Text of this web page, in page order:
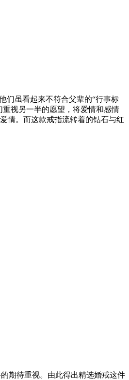
们虽看起来不符合父辈的“行事标
视另一半的愿望，将爱情和感情
情。而这款戒指流转着的钻石与红
期待重视。由此得出精选婚戒这件